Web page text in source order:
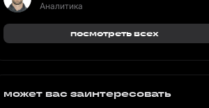
Аналитика
посмотреть всех
может вас заинтересовать